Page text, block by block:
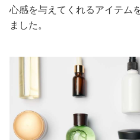
美容/健康
妊娠/出産/家族
ココロ/カラダ
心感を与えてくれるアイテム
ました。